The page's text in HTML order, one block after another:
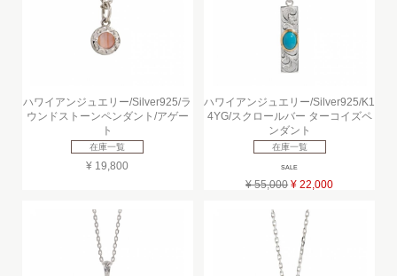
ハワイアンジュエリー/Silver925/ラ
ウンドストーンペンダント/アゲー
ト
在庫一覧
¥ 19,800
ハワイアンジュエリー/Silver925/K1
4YG/スクロールバー ターコイズペ
ンダント
在庫一覧
SALE
¥ 55,000 ¥ 22,000